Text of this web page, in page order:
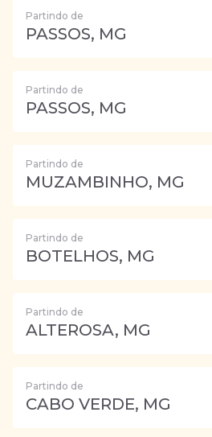
Partindo de
PASSOS, MG
Partindo de
PASSOS, MG
Partindo de
MUZAMBINHO, MG
Partindo de
BOTELHOS, MG
Partindo de
ALTEROSA, MG
Partindo de
CABO VERDE, MG